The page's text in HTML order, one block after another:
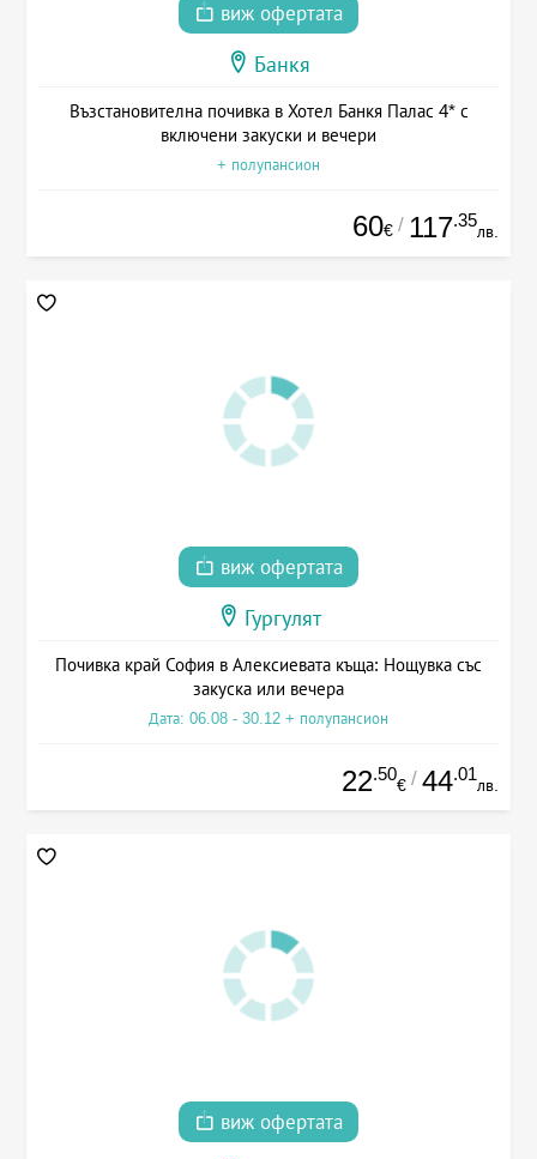
виж офертата
Банкя
Възстановителна почивка в Хотел Банкя Палас 4* с
включени закуски и вечери
+ полупансион
60€ / 117.35
лв.
виж офертата
Гургулят
Почивка край София в Алексиевата къща: Нощувка със
закуска или вечера
Дата: 06.08 - 30.12 + полупансион
22.50
€ / 44.01
лв.
виж офертата